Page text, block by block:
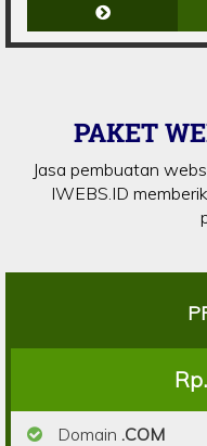
PAKET
Jasa pembuatan
IWEBS.ID
Domain .COM